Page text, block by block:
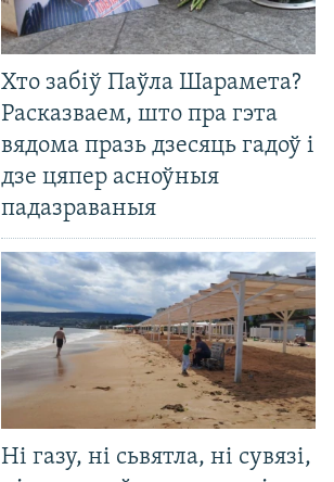
Хто забіў Паўла Шарамета?
Расказваем, што пра гэта
вядома празь дзесяць гадоў і
дзе цяпер асноўныя
падазраваныя
Ні газу, ні сьвятла, ні сувязі,